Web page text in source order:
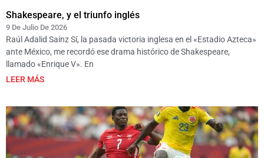
Shakespeare, y el triunfo inglés
9 De Julio De 2026
Raúl Adalid Sainz Sí, la pasada victoria inglesa en el «Estadio Azteca»
ante México, me recordó ese drama histórico de Shakespeare,
llamado «Enrique V». En
LEER MÁS